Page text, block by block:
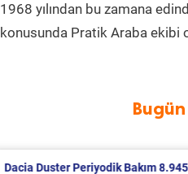
1968 yılından bu zamana
konusunda Pratik Araba ekibi
Chery Tiggo 8 Pro